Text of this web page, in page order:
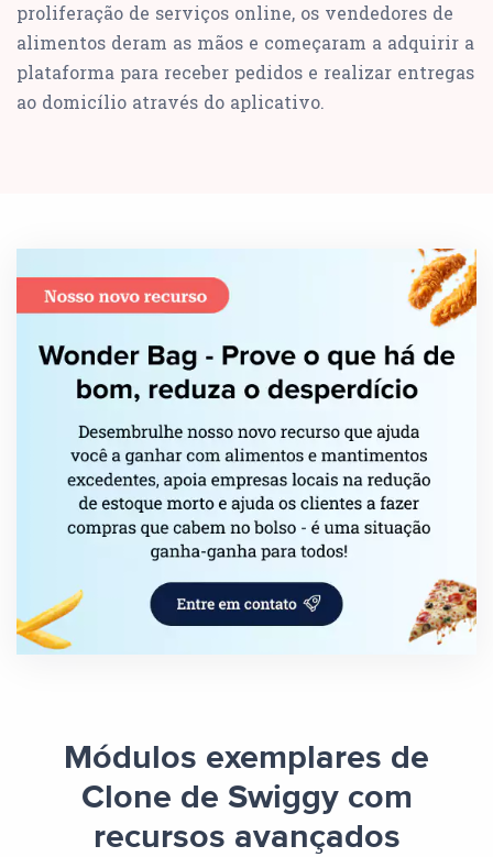
proliferação de serviços online, os vendedores de
alimentos deram as mãos e começaram a adquirir a
plataforma para receber pedidos e realizar entregas
ao domicílio através do aplicativo.
Módulos exemplares de
Clone de Swiggy com
recursos avançados